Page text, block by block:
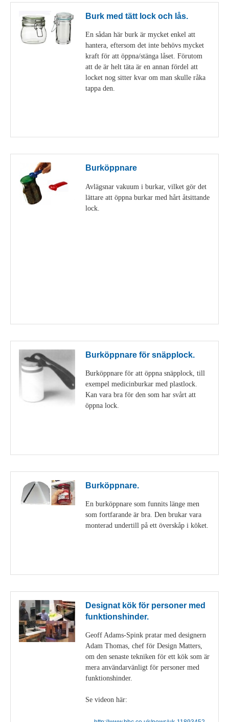
Burk med tätt lock och lås.
En sådan här burk är mycket enkel att
hantera, eftersom det inte behövs mycket
kraft för att öppna/stänga låset. Förutom
att de är helt täta är en annan fördel att
locket nog sitter kvar om man skulle råka
tappa den.
Burköppnare
Avlägsnar vakuum i burkar, vilket gör det
lättare att öppna burkar med hårt åtsittande
lock.
Burköppnare för snäpplock.
Burköppnare för att öppna snäpplock, till
exempel medicinburkar med plastlock.
Kan vara bra för den som har svårt att
öppna lock.
Burköppnare.
En burköppnare som funnits länge men
som fortfarande är bra. Den brukar vara
monterad undertill på ett överskåp i köket.
Designat kök för personer med
funktionshinder.
Geoff Adams-Spink pratar med designern
Adam Thomas, chef för Design Matters,
om den senaste tekniken för ett kök som är
mera användarvänligt för personer med
funktionshinder.
Se videon här: